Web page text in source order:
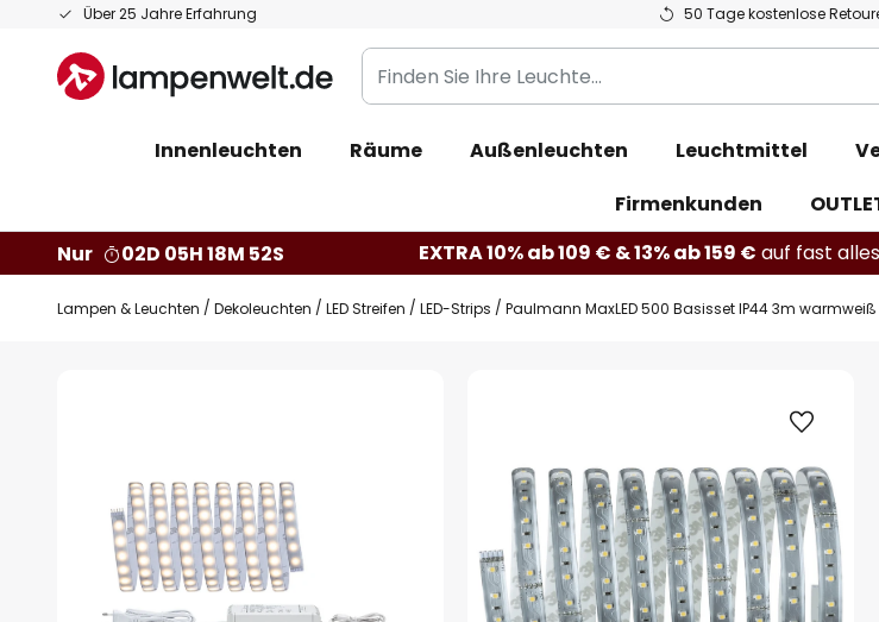
Über 25 Jahre Erfahrung 50 Tage kostenlose
Zum
springen
Finden
Sie
Leuchte...
Innenleuchten Räume Außenleuchten Leuchtmittel
Firmenkunden
Nur
02D 05H 18M 51S EXTRA 10% ab 109 € & 13% ab 159 € auf fast alles
Lampen & Leuchten Dekoleuchten LED Streifen LED-Strips Paulmann MaxLED 500 Basisset IP44 3m warmweiß
springen